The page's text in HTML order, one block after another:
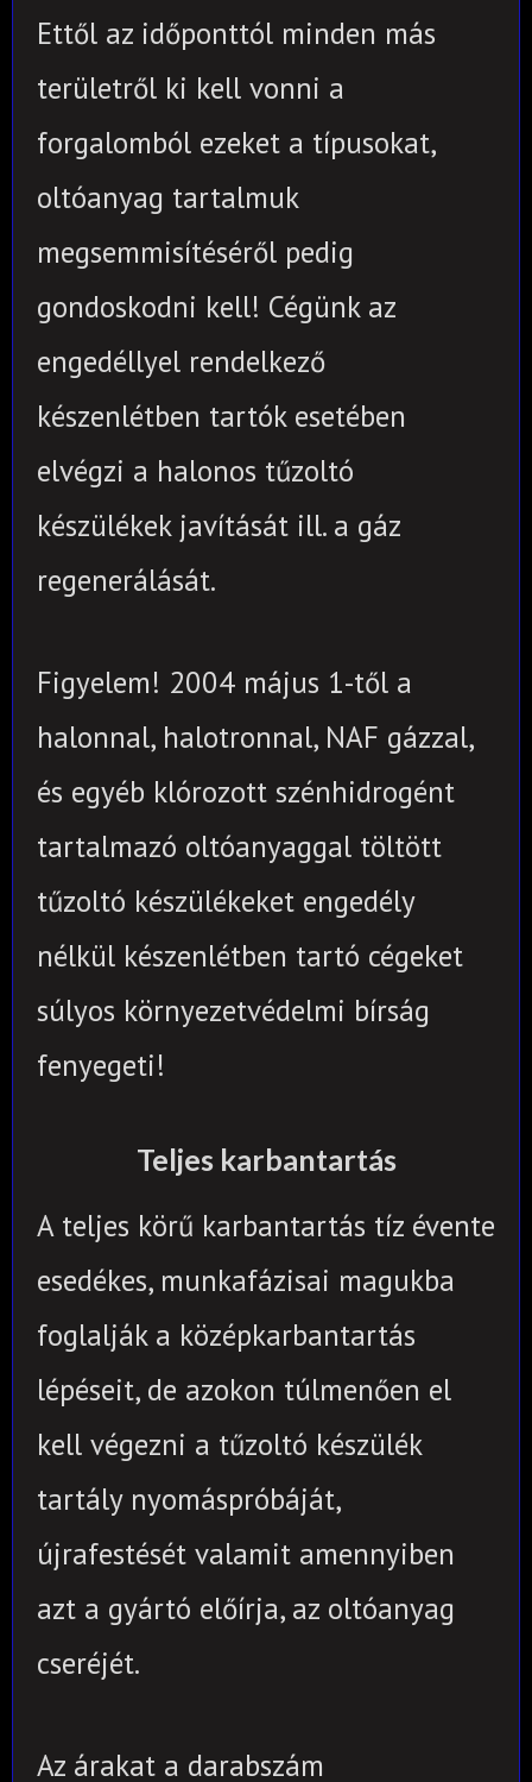
Ettől az időponttól minden más
területről ki kell vonni a
forgalomból ezeket a típusokat,
oltóanyag tartalmuk
megsemmisítéséről pedig
gondoskodni kell! Cégünk az
engedéllyel rendelkező
készenlétben tartók esetében
elvégzi a halonos tűzoltó
készülékek javítását ill. a gáz
regenerálását.
Figyelem! 2004 május 1-től a
halonnal, halotronnal, NAF gázzal,
és egyéb klórozott szénhidrogént
tartalmazó oltóanyaggal töltött
tűzoltó készülékeket engedély
nélkül készenlétben tartó cégeket
súlyos környezetvédelmi bírság
fenyegeti!
Teljes karbantartás
A teljes körű karbantartás tíz évente
esedékes, munkafázisai magukba
foglalják a középkarbantartás
lépéseit, de azokon túlmenően el
kell végezni a tűzoltó készülék
tartály nyomáspróbáját,
újrafestését valamit amennyiben
azt a gyártó előírja, az oltóanyag
cseréjét.
Az árakat a darabszám